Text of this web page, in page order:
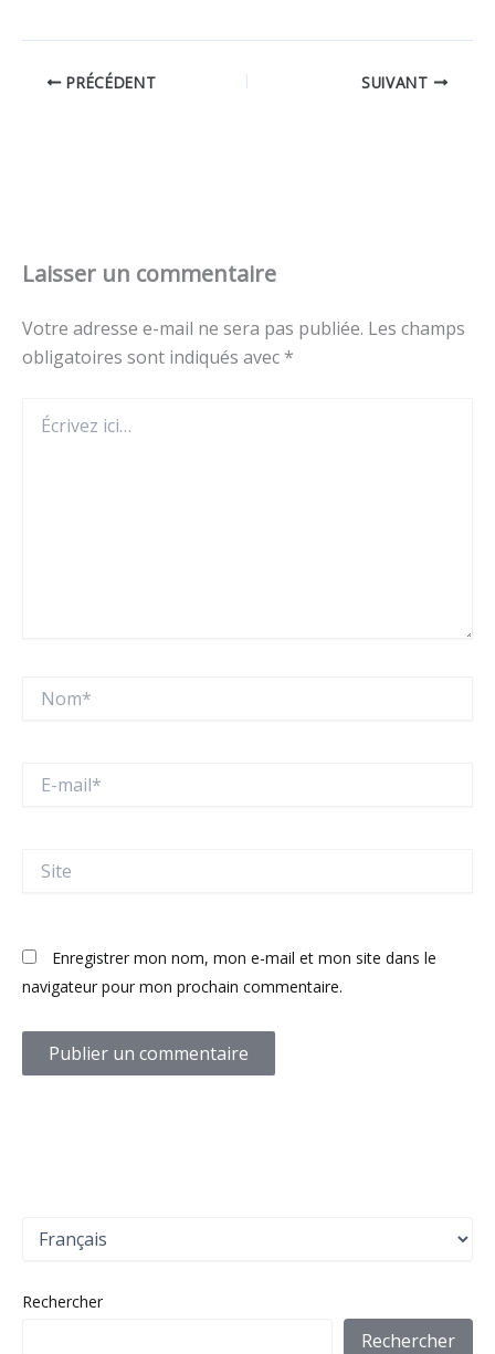
PRÉCÉDENT SUIVANT
Laisser un commentaire
Votre adresse e-mail ne sera pas publiée. Les champs
obligatoires sont indiqués avec *
ici…
mail*
Enregistrer mon nom, mon e-mail et mon site dans le
navigateur pour mon prochain commentaire.
i
s
Rechercher
Rechercher